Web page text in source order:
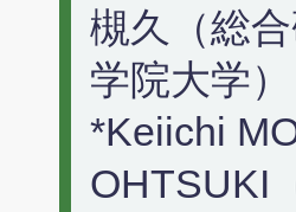
槻久（総
学院大学）
*Keiichi
OHTSUKI